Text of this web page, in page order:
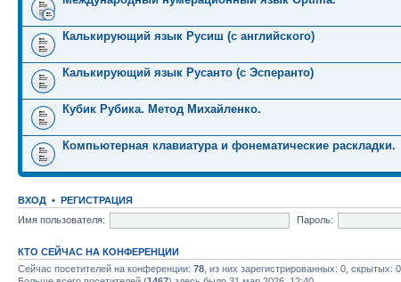
Калькирующий язык Русиш (с английского)
Калькирующий язык Русанто (с Эсперанто)
Кубик Рубика. Метод Михайленко.
Компьютерная клавиатура и фонематические раскладки.
ВХОД • РЕГИСТРАЦИЯ
Имя пользователя:
Пароль:
КТО СЕЙЧАС НА КОНФЕРЕНЦИИ
Сейчас посетителей на конференции: 78 , из них зарегистрированных: 0, скрытых: